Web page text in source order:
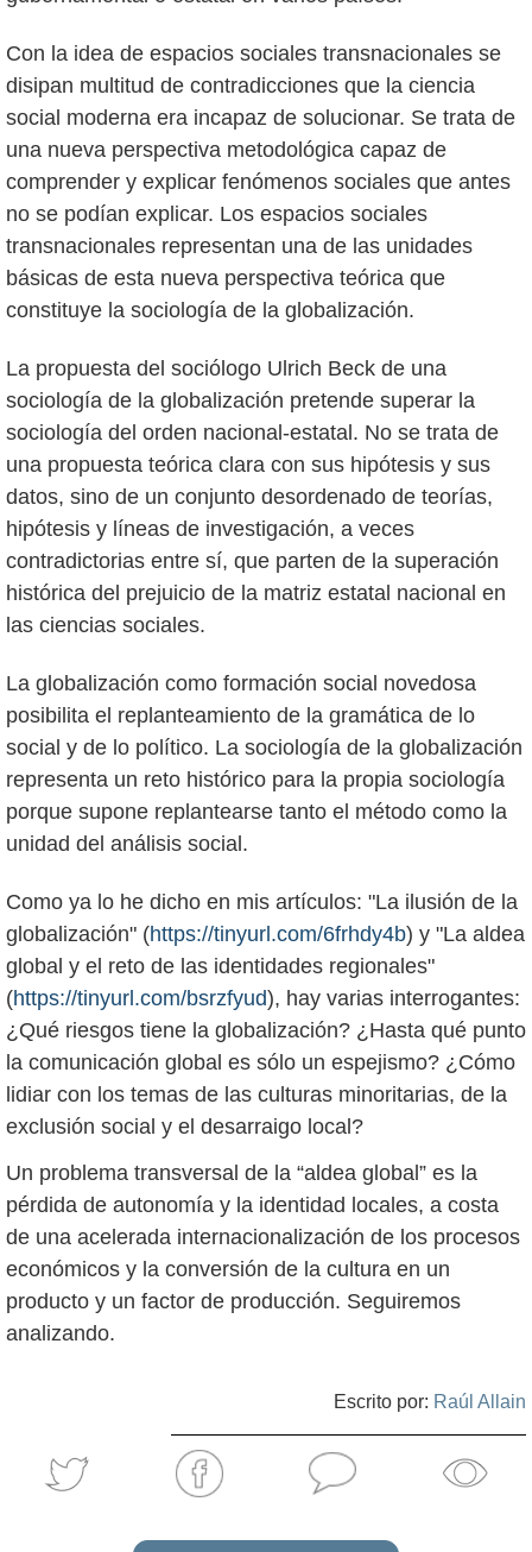
Con la idea de espacios sociales transnacionales se
disipan multitud de contradicciones que la ciencia
social moderna era incapaz de solucionar. Se trata de
una nueva perspectiva metodológica capaz de
comprender y explicar fenómenos sociales que antes
no se podían explicar. Los espacios sociales
transnacionales representan una de las unidades
básicas de esta nueva perspectiva teórica que
constituye la sociología de la globalización.
La propuesta del sociólogo Ulrich Beck de una
sociología de la globalización pretende superar la
sociología del orden nacional-estatal. No se trata de
una propuesta teórica clara con sus hipótesis y sus
datos, sino de un conjunto desordenado de teorías,
hipótesis y líneas de investigación, a veces
contradictorias entre sí, que parten de la superación
histórica del prejuicio de la matriz estatal nacional en
las ciencias sociales.
La globalización como formación social novedosa
posibilita el replanteamiento de la gramática de lo
social y de lo político. La sociología de la globalización
representa un reto histórico para la propia sociología
porque supone replantearse tanto el método como la
unidad del análisis social.
Como ya lo he dicho en mis artículos: "La ilusión de la
globalización" (https://tinyurl.com/6frhdy4b) y "La aldea
global y el reto de las identidades regionales"
(https://tinyurl.com/bsrzfyud), hay varias interrogantes:
¿Qué riesgos tiene la globalización? ¿Hasta qué punto
la comunicación global es sólo un espejismo? ¿Cómo
lidiar con los temas de las culturas minoritarias, de la
exclusión social y el desarraigo local?
Un problema transversal de la “aldea global” es la
pérdida de autonomía y la identidad locales, a costa
de una acelerada internacionalización de los procesos
económicos y la conversión de la cultura en un
producto y un factor de producción. Seguiremos
analizando.
Escrito por: Raúl Allain